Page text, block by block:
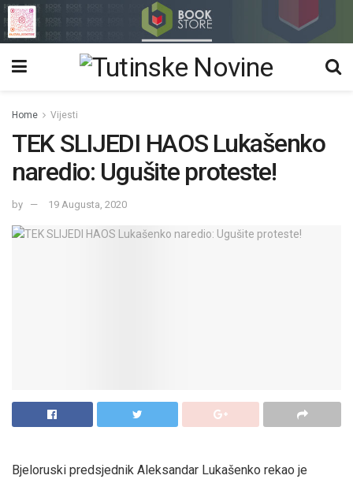
Home Vijesti
TEK SLIJEDI HAOS Lukašenko
naredio: Ugušite proteste!
by 19 Augusta, 2020
Bjeloruski predsjednik Aleksandar Lukašenko rekao je